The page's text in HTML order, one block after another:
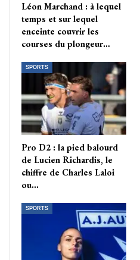
Léon Marchand : à lequel
temps et sur lequel
enceinte couvrir les
courses du plongeur…
SPORTS
Pro D2 : la pied balourd
de Lucien Richardis, le
chiffre de Charles Laloi
ou…
SPORTS